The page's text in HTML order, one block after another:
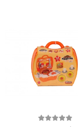
Sepete Ekle